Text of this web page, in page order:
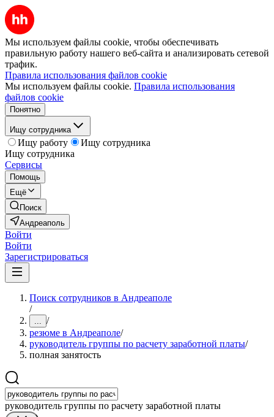
Мы используем файлы cookie, чтобы обеспечивать
правильную работу нашего веб-сайта и анализировать сетевой
трафик.
Правила использования файлов cookie
Мы используем файлы cookie. Правила использования
файлов cookie
Понятно
Ищу сотрудника
Ищу работу
Ищу сотрудника
Ищу сотрудника
Сервисы
Помощь
Ещё
Поиск
Андреаполь
Войти
Войти
Зарегистрироваться
Поиск сотрудников в Андреаполе
/
... /
резюме в Андреаполе/
руководитель группы по расчету заработной платы/
полная занятость
руководитель группы по расчету заработной платы